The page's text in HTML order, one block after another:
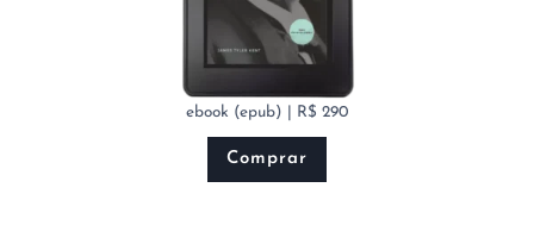
ebook (epub) | R$ 290
Comprar